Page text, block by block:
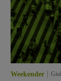
Weekender